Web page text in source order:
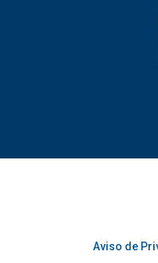
Aviso de